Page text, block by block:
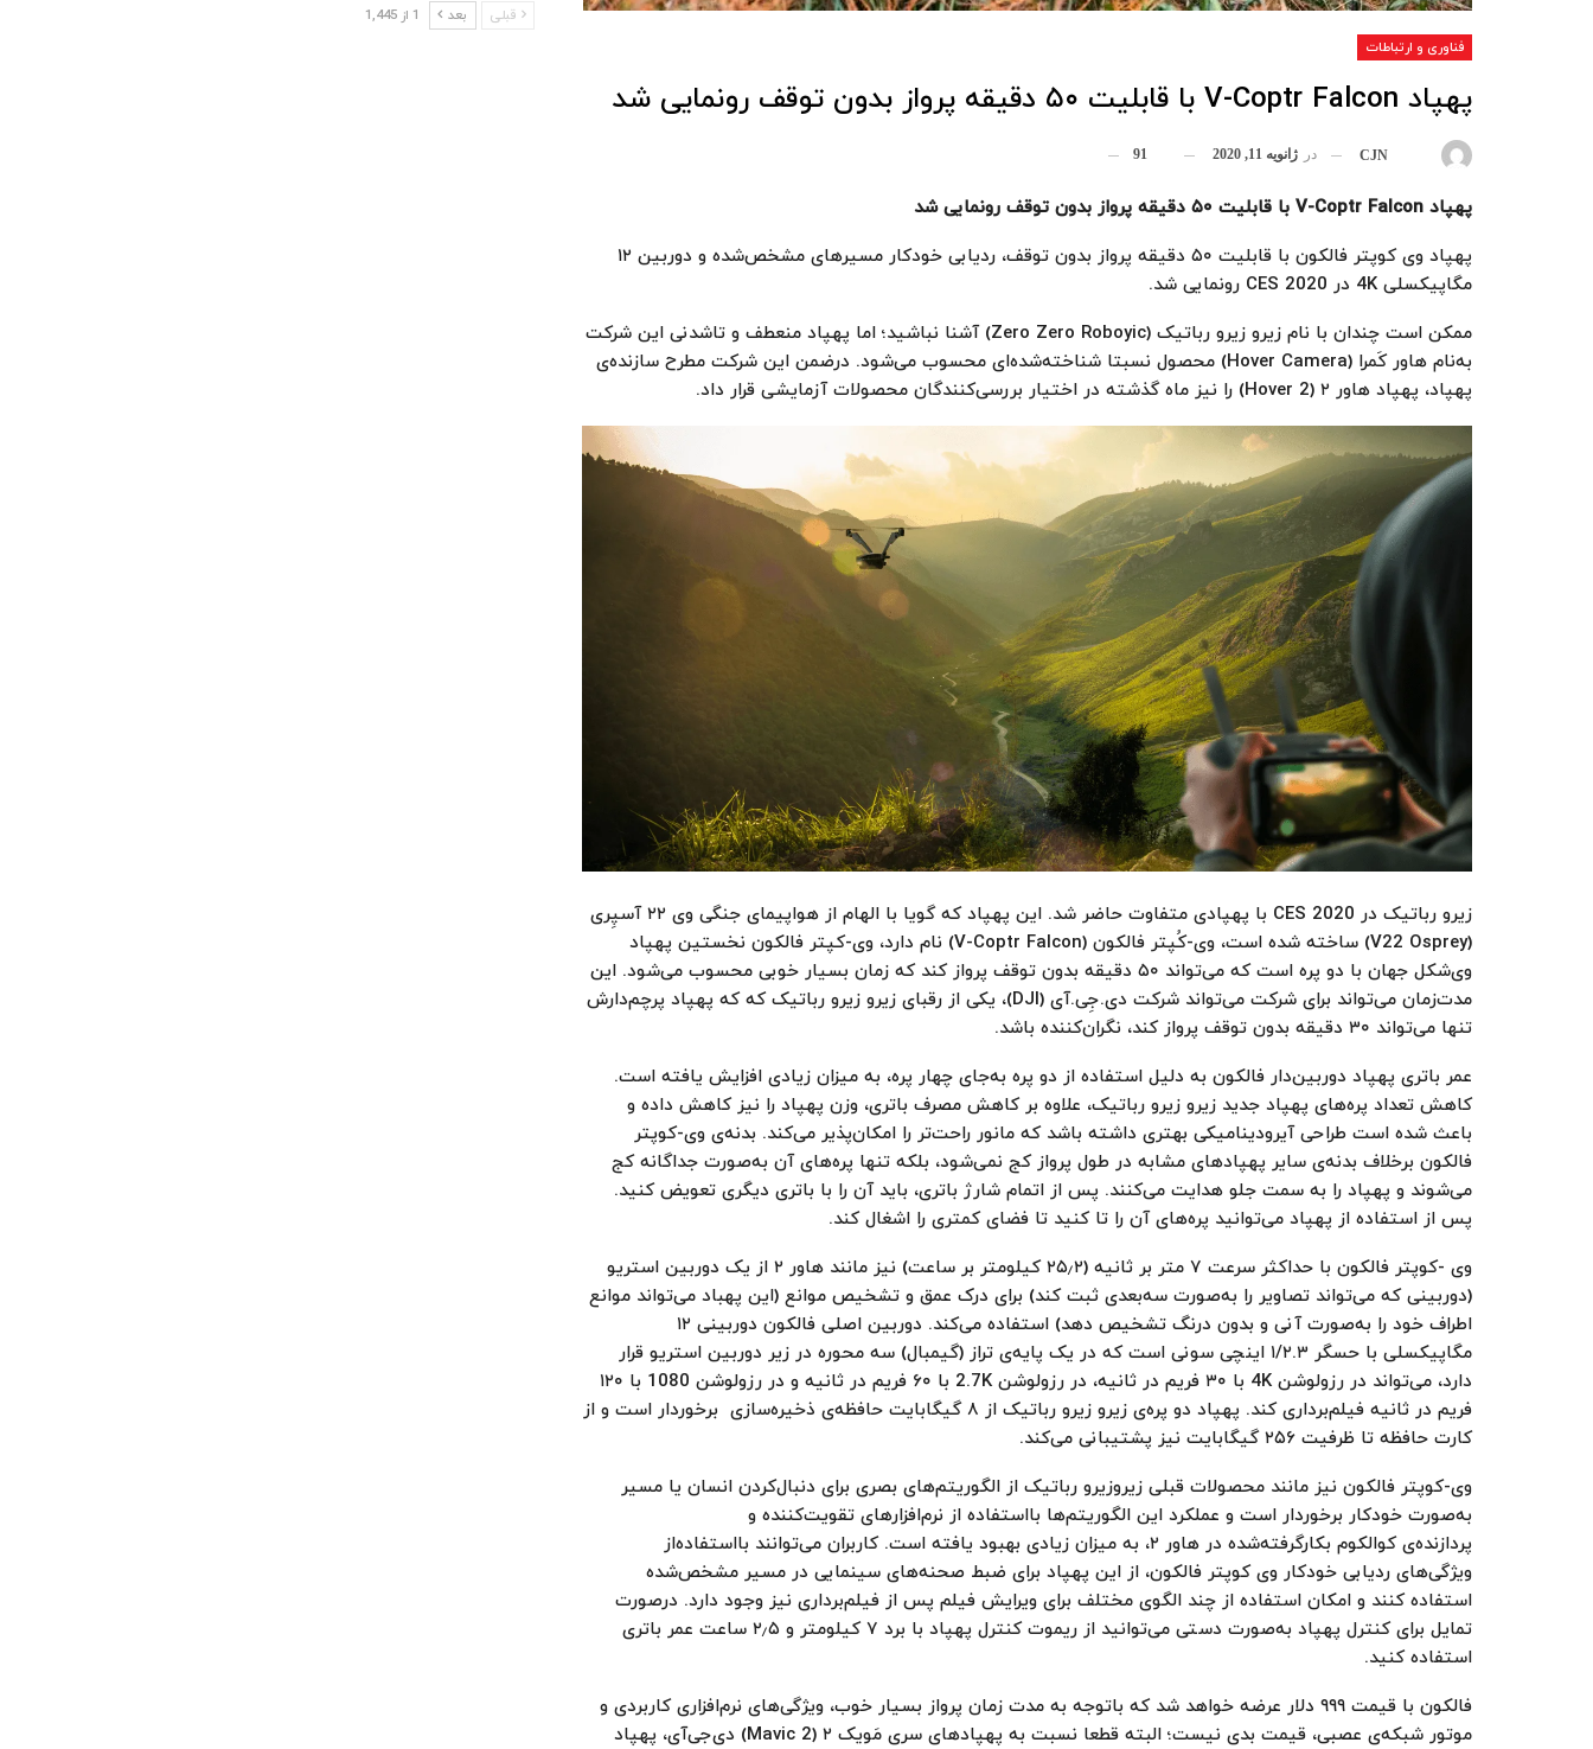
فناوری و ارتباطات
پهپاد V-Coptr Falcon با قابلیت ۵۰ دقیقه پرواز بدون توقف رونمایی شد
CJN در ژانویه 11, 2020 91
پهپاد با قابلیت ۵۰ دقیقه پرواز بدون توقف رونمایی شد
پهپاد وی کوپتر فالکون با قابلیت ۵۰ دقیقه پرواز بدون توقف، ردیابی خودکار مسیرهای مشخص‌شده و دوربین ۱۲
مگاپیکسلی 4K در CES 2020 رونمایی شد.
ممکن است چندان با نام زیرو زیرو رباتیک (Zero Zero Roboyic) آشنا نباشید؛ اما پهپاد منعطف و تاشدنی این شرکت
به‌نام هاور کَمرا (Hover Camera) محصول نسبتا شناخته‌شده‌ای محسوب می‌شود. درضمن این شرکت مطرح سازنده‌‌ی
پهپاد، پهپاد هاور ۲ (Hover 2) را نیز ماه گذشته در اختیار بررسی‌کنندگان محصولات آزمایشی قرار داد.
زیرو رباتیک در CES 2020 با پهپادی متفاوت حاضر شد. این پهپاد که گویا با الهام از هواپیمای جنگی وی ۲۲ آسپِری
(V22 Osprey) ساخته شده است، وی-کُپتر فالکون (V-Coptr Falcon) نام دارد، وی-کپتر فالکون نخستین پهپاد
وی‌شکل جهان با دو پره است که می‌تواند ۵۰ دقیقه بدون توقف پرواز کند که زمان بسیار خوبی محسوب می‌شود. این
مدت‌زمان می‌تواند برای شرکت می‌تواند شرکت دی‌.جِی.آی (DJI)، یکی از رقبای زیرو زیرو رباتیک که که پهپاد پرچم‌دارش
تنها می‌تواند ۳۰ دقیقه بدون توقف پرواز کند، نگران‌کننده باشد.
عمر باتری پهپاد دوربین‌دار فالکون به دلیل استفاده از دو پره به‌جای چهار پره، به میزان زیادی افزایش یافته است.
کاهش تعداد پره‌های پهپاد جدید زیرو زیرو رباتیک، علاوه بر کاهش مصرف باتری، وزن پهپاد را نیز کاهش داده و
باعث شده است طراحی آیرودینامیکی بهتری داشته باشد که مانور راحت‌تر را امکان‌پذیر می‌کند. بدنه‌ی وی-کوپتر
فالکون برخلاف بدنه‌ی سایر پهپادهای مشابه در طول پرواز کج نمی‌شود، بلکه تنها پره‌های آن به‌صورت جداگانه کج
می‌شوند و پهپاد را به سمت جلو هدایت می‌کنند. پس از اتمام شارژ باتری، باید آن را با باتری دیگری تعویض کنید.
پس از استفاده از پهپاد می‌توانید پره‌های آن را تا کنید تا فضای کمتری را اشغال کند.
وی -کوپتر فالکون با حداکثر سرعت ۷ متر بر ثانیه (۲۵٫۲ کیلومتر بر ساعت) نیز مانند هاور ۲ از یک دوربین استریو
(دوربینی که می‌تواند تصاویر را به‌صورت سه‌بعدی ثبت کند) برای درک عمق و تشخیص موانع (این پهباد می‌تواند موانع
اطراف خود را به‌صورت آنی و بدون درنگ تشخیص دهد) استفاده می‌کند. دوربین اصلی فالکون دوربینی ۱۲
مگاپیکسلی با حسگر ۱/۲.۳ اینچی سونی است که در یک پایه‌ی تراز (گیمبال) سه محوره در زیر دوربین استریو قرار
دارد، می‌تواند در رزولوشن 4K با ۳۰ فریم در ثانیه، در رزولوشن 2.7K با ۶۰ فریم در ثانیه و در رزولوشن 1080 با ۱۲۰
فریم در ثانیه فیلم‌برداری کند. پهپاد دو پره‌ی زیرو زیرو رباتیک از ۸ گیگابایت حافظه‌ی ذخیره‌سازی برخوردار است و از
کارت حافظه تا ظرفیت ۲۵۶ گیگابایت نیز پشتیبانی می‌کند.
وی-کوپتر فالکون نیز مانند محصولات قبلی زیروزیرو رباتیک از الگوریتم‌های بصری برای دنبال‌کردن انسان یا مسیر
به‌صورت خودکار برخوردار است و عملکرد این الگوریتم‌ها با‌استفاده از نرم‌افزارهای تقویت‌کننده و
پردازنده‌ی کوالکوم بکارگرفته‌شده در هاور ۲، به میزان زیادی بهبود یافته است. کاربران می‌توانند بااستفاده‌از
ویژگی‌های ردیابی خودکار وی کوپتر فالکون، از این پهپاد برای ضبط صحنه‌های سینمایی در مسیر مشخص‌شده
استفاده کنند و امکان استفاده از چند الگوی مختلف برای ویرایش فیلم پس از فیلم‌برداری نیز وجود دارد. در‌صورت
تمایل برای کنترل پهپاد به‌صورت دستی می‌توانید از ریموت کنترل پهپاد با برد ۷ کیلومتر و ۲٫۵ ساعت عمر باتری
استفاده کنید.
فالکون با قیمت ۹۹۹ دلار عرضه خواهد شد که باتوجه به مدت زمان پرواز بسیار خوب، ویژگی‌های نرم‌افزاری کاربردی و
موتور شبکه‌ی عصبی، قیمت بدی نیست؛ البته قطعا نسبت به پهپادهای سری مَویک ۲ (Mavic 2) دی‌جی‌آی، پهپاد
قبلی بعد 1 از 1,445